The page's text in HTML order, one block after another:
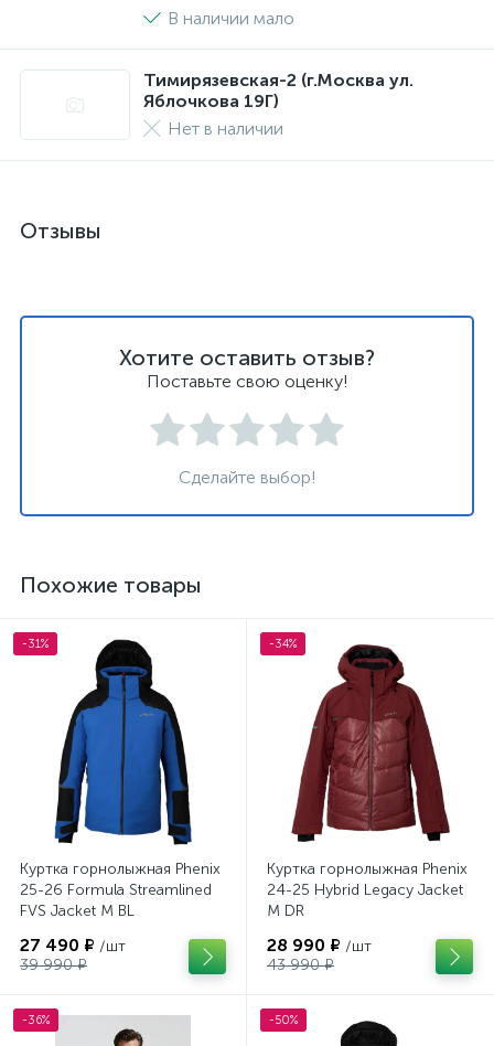
В наличии мало
Тимирязевская-2 (г.Москва ул.
Яблочкова 19Г)
Нет в наличии
Отзывы
Хотите оставить отзыв?
Поставьте свою оценку!
Сделайте выбор!
Похожие товары
-31%
Куртка горнолыжная Phenix
25-26 Formula Streamlined
FVS Jacket M BL
27 490 ₽ /шт
39 990 ₽
-34%
Куртка горнолыжная Phenix
24-25 Hybrid Legacy Jacket
M DR
28 990 ₽ /шт
43 990 ₽
-36% -50%